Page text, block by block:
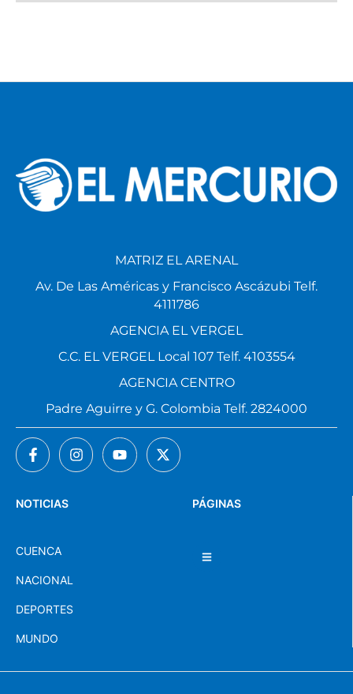
PÁGINAS
NOTICIAS
CUENCA
NACIONAL
DEPORTES
MUNDO
MATRIZ EL ARENAL
Av. De Las Américas y Francisco Ascázubi Telf.
4111786
AGENCIA EL VERGEL
C.C. EL VERGEL Local 107 Telf. 4103554
AGENCIA CENTRO
Padre Aguirre y G. Colombia Telf. 2824000